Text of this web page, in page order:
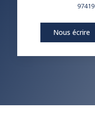
97419
Nous écrire